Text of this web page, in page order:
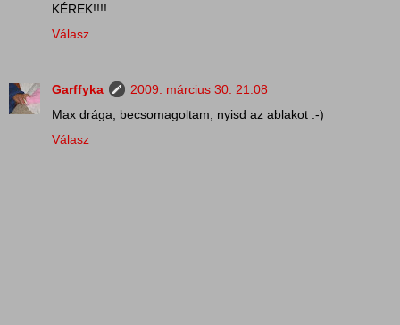
KÉREK!!!!
Válasz
Garffyka
2009. március 30. 21:08
Max drága, becsomagoltam, nyisd az ablakot :-)
Válasz